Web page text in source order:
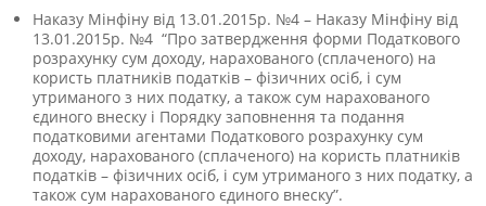
Наказу Мінфіну від 13.01.2015р. №4 – Наказу Мінфіну від
13.01.2015р. №4 “Про затвердження форми Податкового
розрахунку сум доходу, нарахованого (сплаченого) на
користь платників податків – фізичних осіб, і сум
утриманого з них податку, а також сум нарахованого
єдиного внеску і Порядку заповнення та подання
податковими агентами Податкового розрахунку сум
доходу, нарахованого (сплаченого) на користь платників
податків – фізичних осіб, і сум утриманого з них податку, а
також сум нарахованого єдиного внеску”.